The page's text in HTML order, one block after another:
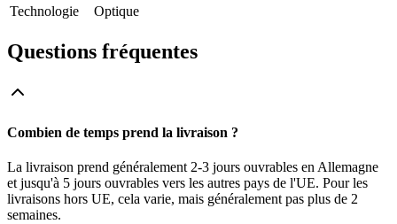
Technologie
Optique
Questions fréquentes
Combien de temps prend la livraison ?
La livraison prend généralement 2-3 jours ouvrables en Allemagne
et jusqu'à 5 jours ouvrables vers les autres pays de l'UE. Pour les
livraisons hors UE, cela varie, mais généralement pas plus de 2
semaines.